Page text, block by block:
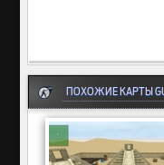
ПОХОЖИЕ КАРТЫ